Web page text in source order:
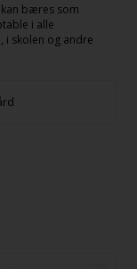
bæres som
i alle
i skolen og andre